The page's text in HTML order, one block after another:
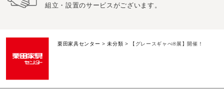
組立・設置のサービスがございます。
栗田家具センター >未分類 > 【グレースギャべ®︎展】開催！